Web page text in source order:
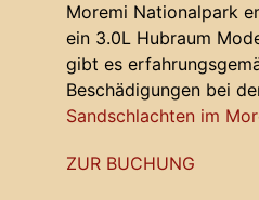
Moremi Nationalpark
ein 3.0L Hubraum
gibt es
Beschädigungen bei
Sandschlachten im
ZUR BUCHUNG